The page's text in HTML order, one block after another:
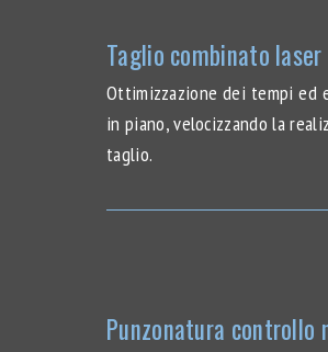
Taglio combinato
Ottimizzazione dei tempi ed
in piano, velocizzando la
taglio.
Punzonatura controllo